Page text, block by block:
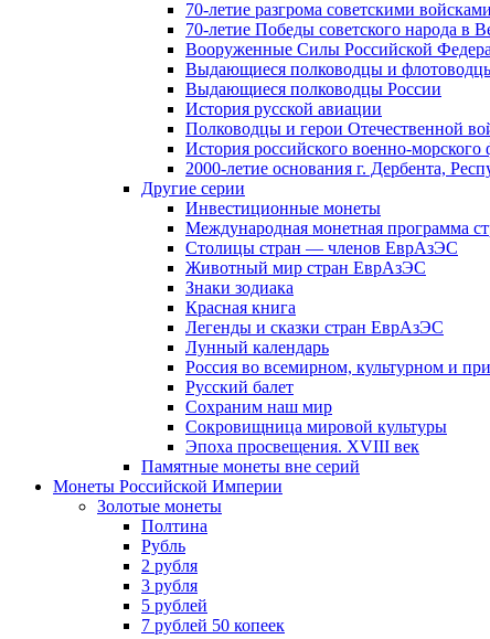
70-летие разгрома советскими
70-летие Победы советского народа в
Вооруженные Силы Российской
Выдающиеся полководцы и
Выдающиеся полководцы России
История русской авиации
Полководцы и герои Отечественной
История российского военно-морского
2000-летие основания г. Дербента,
Другие серии
Инвестиционные монеты
Международная монетная программа
Столицы стран — членов ЕврАзЭС
Животный мир стран ЕврАзЭС
Знаки зодиака
Красная книга
Легенды и сказки стран ЕврАзЭС
Лунный календарь
Россия во всемирном, культурном и
Русский балет
Сохраним наш мир
Сокровищница мировой культуры
Эпоха просвещения. XVIII век
Памятные монеты вне серий
Монеты Российской Империи
Золотые монеты
Полтина
Рубль
2 рубля
3 рубля
5 рублей
7 рублей 50 копеек